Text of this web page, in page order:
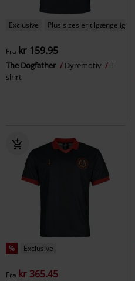
Exclusive Plus sizes er tilgængelige
Fra kr 159.95
The Dogfather Dyremotiv
T-
shirt
% Exclusive
Fra kr 365.45